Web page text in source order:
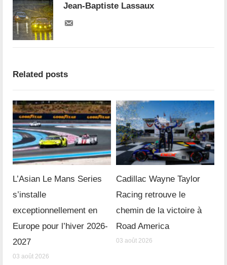
Jean-Baptiste Lassaux
Related posts
L’Asian Le Mans Series
s’installe
exceptionnellement en
Europe pour l’hiver 2026-
2027
03 août 2026
Cadillac Wayne Taylor
Racing retrouve le
chemin de la victoire à
Road America
03 août 2026